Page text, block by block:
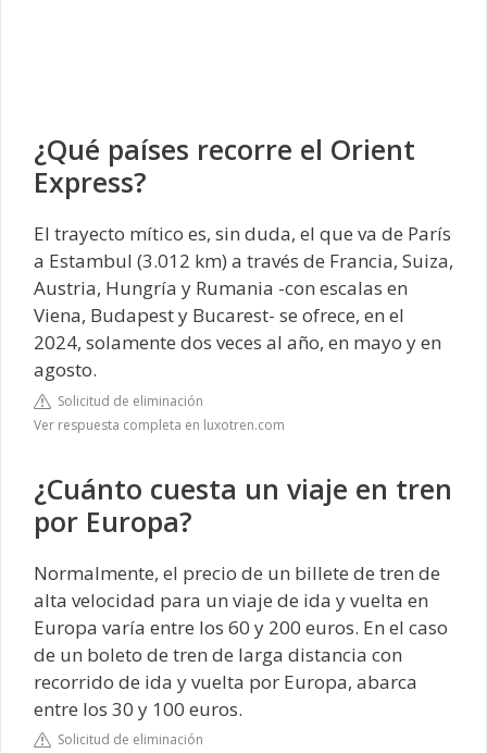
¿Qué países recorre el Orient
Express?
El trayecto mítico es, sin duda, el que va de París
a Estambul (3.012 km) a través de Francia, Suiza,
Austria, Hungría y Rumania -con escalas en
Viena, Budapest y Bucarest- se ofrece, en el
2024, solamente dos veces al año, en mayo y en
agosto.
Solicitud de eliminación
Ver respuesta completa en luxotren.com
¿Cuánto cuesta un viaje en tren
por Europa?
Normalmente, el precio de un billete de tren de
alta velocidad para un viaje de ida y vuelta en
Europa varía entre los 60 y 200 euros. En el caso
de un boleto de tren de larga distancia con
recorrido de ida y vuelta por Europa, abarca
entre los 30 y 100 euros.
Solicitud de eliminación